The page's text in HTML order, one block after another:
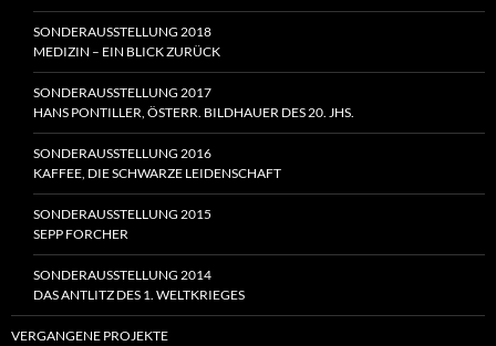
SONDERAUSSTELLUNG 2018
MEDIZIN – EIN BLICK ZURÜCK
SONDERAUSSTELLUNG 2017
HANS PONTILLER, ÖSTERR. BILDHAUER DES 20. JHS.
SONDERAUSSTELLUNG 2016
KAFFEE, DIE SCHWARZE LEIDENSCHAFT
SONDERAUSSTELLUNG 2015
SEPP FORCHER
SONDERAUSSTELLUNG 2014
DAS ANTLITZ DES 1. WELTKRIEGES
VERGANGENE PROJEKTE